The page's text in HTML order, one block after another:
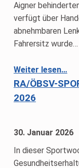
Aigner
verfügt über
abnehmbaren
Fahrersitz wurde…
Weiter lesen“Zu verkaufen: Skoda Roomster Automatik. Baujahr 2014”
…
RA/ÖBSV-
2026
30. Januar 2026
In dieser